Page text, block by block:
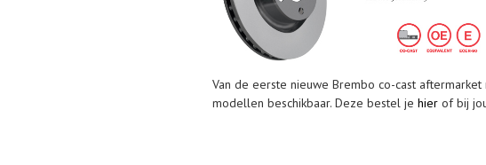
Van de eerste nieuwe Brembo co-cast
modellen beschikbaar. Deze bestel je hier of bij